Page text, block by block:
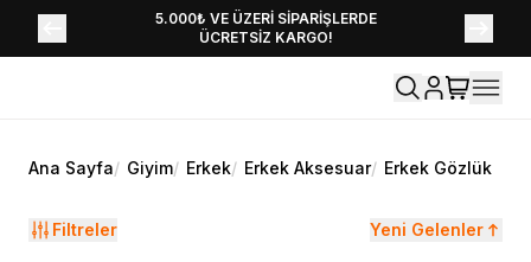
5.000₺ VE ÜZERİ SİPARİŞLERDE
ÜCRETSİZ KARGO!
YENİ SEZON KOLEKSİYONU EKLENDİ,
HEMEN KEŞFET!
Ana Sayfa/ Giyim/ Erkek/ Erkek Aksesuar/ Erkek Gözlük
Filtreler Yeni Gelenler